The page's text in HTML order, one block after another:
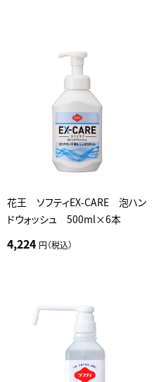
花王 ソフティEX-CARE 泡ハン
ドウォッシュ 500ml×6本
4,224 円（税込）